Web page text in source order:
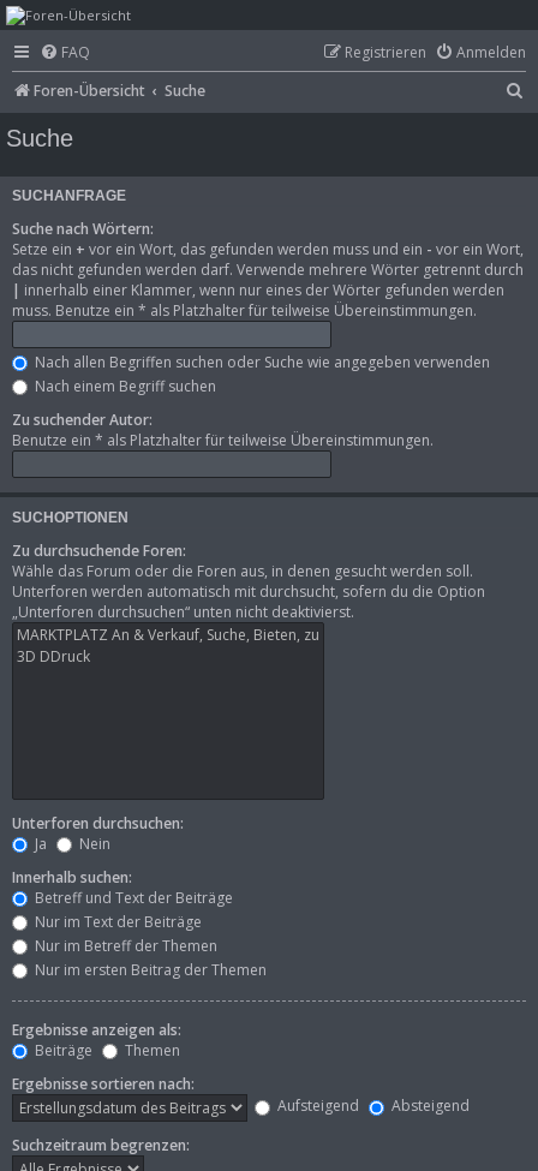
mega-hz - classic
computer &
electronics
FAQ Anmelden
Registrieren
Foren-Übersicht
Suche
h
Suche
SUCHANFRAGE
Suche nach Wörtern:
Setze ein + vor ein Wort, das gefunden werden muss und ein - vor ein Wort,
das nicht gefunden werden darf. Verwende mehrere Wörter getrennt durch
| innerhalb einer Klammer, wenn nur eines der Wörter gefunden werden
muss. Benutze ein * als Platzhalter für teilweise Übereinstimmungen.
Nach allen Begriffen suchen oder Suche wie angegeben verwenden
Nach einem Begriff suchen
Zu suchender Autor:
Benutze ein * als Platzhalter für teilweise Übereinstimmungen.
SUCHOPTIONEN
Zu durchsuchende Foren:
Wähle das Forum oder die Foren aus, in denen gesucht werden soll.
Unterforen werden automatisch mit durchsucht, sofern du die Option
„Unterforen durchsuchen“ unten nicht deaktivierst.
Unterforen durchsuchen:
Ja
Nein
Innerhalb suchen:
Betreff und Text der Beiträge
Nur im Text der Beiträge
Nur im Betreff der Themen
Nur im ersten Beitrag der Themen
Ergebnisse anzeigen als:
Beiträge
Themen
Ergebnisse sortieren nach:
Aufsteigend
Absteigend
Suchzeitraum begrenzen: